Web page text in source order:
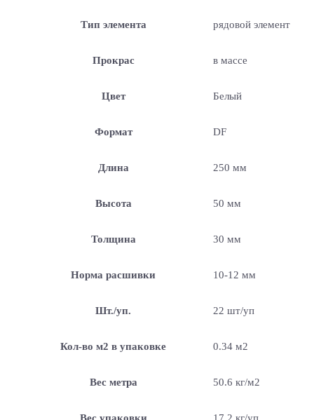
Тип элемента рядовой элемент
Прокрас в массе
Цвет Белый
Формат DF
Длина 250 мм
Высота 50 мм
Толщина 30 мм
Норма расшивки 10-12 мм
Шт./уп. 22 шт/уп
Кол-во м2 в упаковке 0.34 м2
Вес метра 50.6 кг/м2
Вес упаковки 17.2 кг/уп